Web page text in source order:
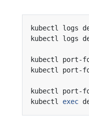
kubectl
kubectl logs
kubectl port-
kubectl port-
kubectl port-
kubectl exec